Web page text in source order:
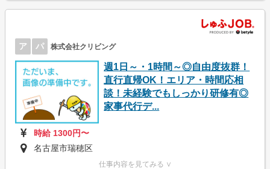
ア パ 株式会社クリビング
週1日～・1時間～◎自由度抜群！
直行直帰OK！エリア・時間応相
談！未経験でもしっかり研修有◎
家事代行デ...
時給 1300円〜
名古屋市瑞穂区
仕事内容を見てみる ∨